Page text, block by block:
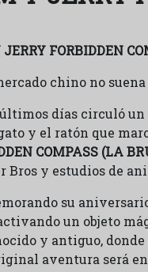
FORBIDDEN
chino no
días circuló
y el ratón que
COMPASS (LA
Bros y estudios de
su
un objeto
y antiguo,
aventura será